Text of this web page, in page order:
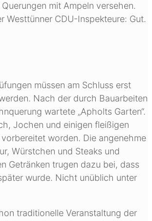
mit Ampeln versehen.
Westtünner CDU-Inspekteure: Gut.
müssen am Schluss erst
Nach der durch Bauarbeiten
wartete „Apholts Garten“.
Jochen und einigen fleißigen
worden. Die angenehme
Würstchen und Steaks und
Getränken trugen dazu bei, dass
wurde. Nicht unüblich unter
traditionelle Veranstaltung der